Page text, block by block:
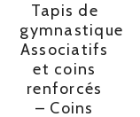
Tapis de
gymnastique
Associatifs
et coins
renforcés
– Coins